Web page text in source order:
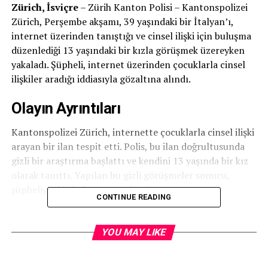
Zürich, İsviçre– Zürih Kanton Polisi – Kantonspolizei
Zürich, Perşembe akşamı, 39 yaşındaki bir İtalyan’ı,
internet üzerinden tanıştığı ve cinsel ilişki için buluşma
düzenlediği 13 yaşındaki bir kızla görüşmek üzereyken
yakaladı. Şüpheli, internet üzerinden çocuklarla cinsel
ilişkiler aradığı iddiasıyla gözaltına alındı.
Olayın Ayrıntıları
Kantonspolizei Zürich, internette çocuklarla cinsel ilişki
arayan bir ilan tespit etti. Polis, bu ilan doğrultusunda
gizli bir araştırma başlattı ve kendini 13 yaşında bir kız
şüpheliyle bir buluşma ayarlandı.
Buluşma yerinde, Kantonspolizei Zürich, 39 yaşındaki
CONTINUE READING
YOU MAY LIKE